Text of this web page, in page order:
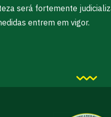
será fortemente
entrem em vigor.